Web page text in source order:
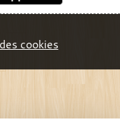
cookies